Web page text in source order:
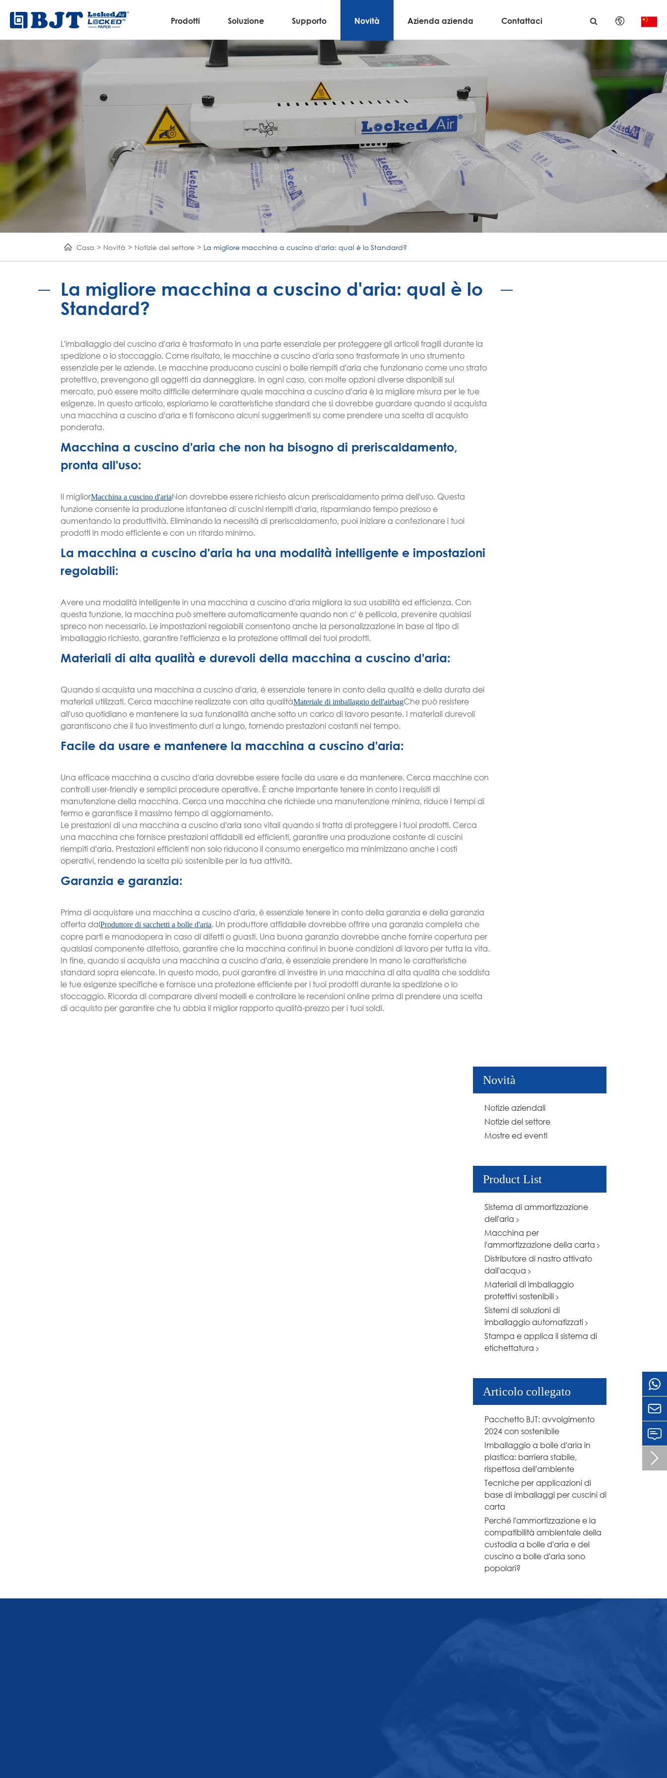
Prodotti Soluzione Supporto Novità Azienda azienda Contattaci
English
日本語
français
Deutsch
português
Casa Novità Notizie del settore La migliore macchina a cuscino d'aria: qual è lo Standard?
La migliore macchina a cuscino d'aria: qual è lo
Standard?
L'imballaggio del cuscino d'aria è trasformato in una parte essenziale per proteggere gli articoli fragili durante la
spedizione o lo stoccaggio. Come risultato, le macchine a cuscino d'aria sono trasformate in uno strumento
essenziale per le aziende. Le macchine producono cuscini o bolle riempiti d'aria che funzionano come uno strato
protettivo, prevengono gli oggetti da danneggiare. In ogni caso, con molte opzioni diverse disponibili sul
mercato, può essere molto difficile determinare quale macchina a cuscino d'aria è la migliore misura per le tue
esigenze. In questo articolo, esploriamo le caratteristiche standard che si dovrebbe guardare quando si acquista
una macchina a cuscino d'aria e ti forniscono alcuni suggerimenti su come prendere una scelta di acquisto
ponderata.
Macchina a cuscino d'aria che non ha bisogno di preriscaldamento,
pronta all'uso:
Il migliorMacchina a cuscino d'ariaNon dovrebbe essere richiesto alcun preriscaldamento prima dell'uso. Questa
funzione consente la produzione istantanea di cuscini riempiti d'aria, risparmiando tempo prezioso e
aumentando la produttività. Eliminando la necessità di preriscaldamento, puoi iniziare a confezionare i tuoi
prodotti in modo efficiente e con un ritardo minimo.
La macchina a cuscino d'aria ha una modalità intelligente e impostazioni
regolabili:
Avere una modalità intelligente in una macchina a cuscino d'aria migliora la sua usabilità ed efficienza. Con
questa funzione, la macchina può smettere automaticamente quando non c' è pellicola, prevenire qualsiasi
spreco non necessario. Le impostazioni regolabili consentono anche la personalizzazione in base al tipo di
imballaggio richiesto, garantire l'efficienza e la protezione ottimali dei tuoi prodotti.
Materiali di alta qualità e durevoli della macchina a cuscino d'aria:
Quando si acquista una macchina a cuscino d'aria, è essenziale tenere in conto della qualità e della durata dei
materiali utilizzati. Cerca macchine realizzate con alta qualitàMateriale di imballaggio dell'airbagChe può resistere
all'uso quotidiano e mantenere la sua funzionalità anche sotto un carico di lavoro pesante. I materiali durevoli
garantiscono che il tuo investimento duri a lungo, fornendo prestazioni costanti nel tempo.
Facile da usare e mantenere la macchina a cuscino d'aria:
Una efficace macchina a cuscino d'aria dovrebbe essere facile da usare e da mantenere. Cerca macchine con
controlli user-friendly e semplici procedure operative. È anche importante tenere in conto i requisiti di
manutenzione della macchina. Cerca una macchina che richiede una manutenzione minima, riduce i tempi di
fermo e garantisce il massimo tempo di aggiornamento.
Le prestazioni di una macchina a cuscino d'aria sono vitali quando si tratta di proteggere i tuoi prodotti. Cerca
una macchina che fornisce prestazioni affidabili ed efficienti, garantire una produzione costante di cuscini
riempiti d'aria. Prestazioni efficienti non solo riducono il consumo energetico ma minimizzano anche i costi
operativi, rendendo la scelta più sostenibile per la tua attività.
Garanzia e garanzia:
Prima di acquistare una macchina a cuscino d'aria, è essenziale tenere in conto della garanzia e della garanzia
offerta dalProduttore di sacchetti a bolle d'aria. Un produttore affidabile dovrebbe offrire una garanzia completa che
copre parti e manodopera in caso di difetti o guasti. Una buona garanzia dovrebbe anche fornire copertura per
qualsiasi componente difettoso, garantire che la macchina continui in buone condizioni di lavoro per tutta la vita.
In fine, quando si acquista una macchina a cuscino d'aria, è essenziale prendere In mano le caratteristiche
standard sopra elencate. In questo modo, puoi garantire di investire in una macchina di alta qualità che soddisfa
le tue esigenze specifiche e fornisce una protezione efficiente per i tuoi prodotti durante la spedizione o lo
stoccaggio. Ricorda di comparare diversi modelli e controllare le recensioni online prima di prendere una scelta
di acquisto per garantire che tu abbia il miglior rapporto qualità-prezzo per i tuoi soldi.
Novità
Notizie aziendali
Notizie del settore
Mostre ed eventi
Product List
Sistema di ammortizzazione
dell'aria
Macchina per
l'ammortizzazione della carta
Distributore di nastro attivato
dall'acqua
Materiali di imballaggio
protettivi sostenibili
Sistemi di soluzioni di
imballaggio automatizzati
Stampa e applica il sistema di
etichettatura
Articolo collegato
Pacchetto BJT: avvolgimento
2024 con sostenibile
Imballaggio a bolle d'aria in
plastica: barriera stabile,
rispettosa dell'ambiente
Tecniche per applicazioni di
base di imballaggi per cuscini di
carta
Perché l'ammortizzazione e la
compatibilità ambientale della
custodia a bolle d'aria e del
cuscino a bolle d'aria sono
popolari?

